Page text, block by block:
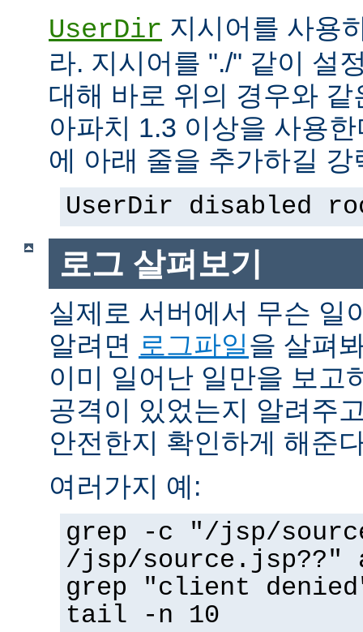
UserDir 지시어를 사용
라. 지시어를 "./" 같이 설
대해 바로 위의 경우와
아파치 1.3 이상을 사용
에 아래 줄을 추가하길 강
UserDir disabled
로그 살펴보기
실제로 서버에서 무슨 일
알려면 로그파일을 살펴
이미 일어난 일만을 보고
공격이 있었는지 알려주
안전한지 확인하게 해준
여러가지 예:
grep -c "/jsp/
/jsp/source.jsp??"
grep "client
tail -n 10